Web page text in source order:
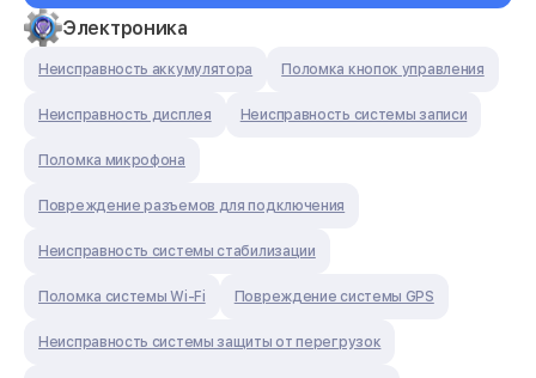
Электроника
Неисправность аккумулятора Поломка кнопок управления
Неисправность дисплея Неисправность системы записи
Поломка микрофона
Повреждение разъемов для подключения
Неисправность системы стабилизации
Поломка системы Wi-Fi Повреждение системы GPS
Неисправность системы защиты от перегрузок